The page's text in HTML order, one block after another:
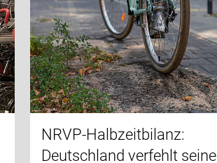
NRVP-Halbzeitbilanz:
Deutschland verfehlt seine